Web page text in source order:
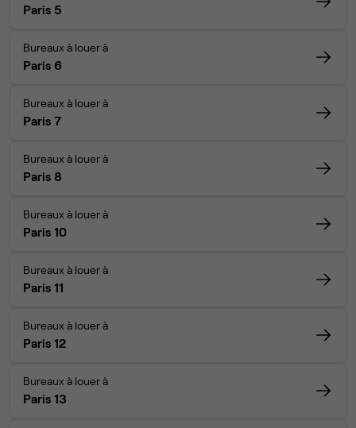
Paris 5
Bureaux à louer à
Paris 6
Bureaux à louer à
Paris 7
Bureaux à louer à
Paris 8
Bureaux à louer à
Paris 10
Bureaux à louer à
Paris 11
Bureaux à louer à
Paris 12
Bureaux à louer à
Paris 13